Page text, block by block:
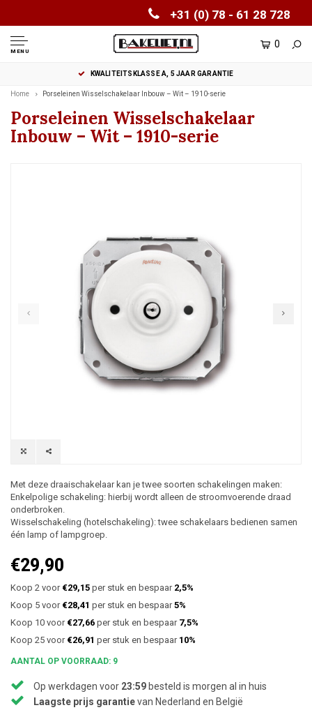
+31 (0) 78 - 61 28 728
MENU
0
KWALITEITSKLASSE A, 5 JAAR GARANTIE
Home Porseleinen Wisselschakelaar Inbouw – Wit – 1910-serie
Porseleinen Wisselschakelaar
Inbouw – Wit – 1910-serie
Met deze draaischakelaar kan je twee soorten schakelingen maken:
Enkelpolige schakeling: hierbij wordt alleen de stroomvoerende draad
onderbroken.
Wisselschakeling (hotelschakeling): twee schakelaars bedienen samen
één lamp of lampgroep.
€29,90
Koop 2 voor €29,15 per stuk en bespaar 2,5%
Koop 5 voor €28,41 per stuk en bespaar5%
Koop 10 voor €27,66 per stuk en bespaar 7,5%
Koop 25 voor €26,91 per stuk en bespaar 10%
AANTAL OP VOORRAAD: 9
Op werkdagen voor 23:59 besteld is morgen al in huis
Laagste prijs garantievan Nederland en België